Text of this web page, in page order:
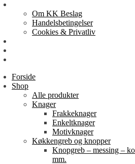
Om KK Beslag
Handelsbetingelser
Cookies & Privatliv
Forside
Shop
Alle produkter
Knager
Frakkeknager
Enkeltknager
Motivknager
Køkkengreb og knopper
Knopgreb – messing –
mm.